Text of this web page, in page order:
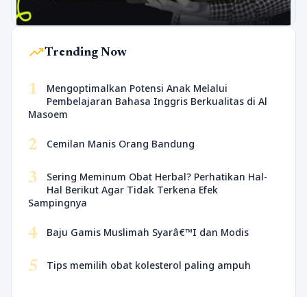
trending_upTrending Now
1
Mengoptimalkan Potensi Anak Melalui
Pembelajaran Bahasa Inggris Berkualitas di Al
Masoem
2 Cemilan Manis Orang Bandung
3
Sering Meminum Obat Herbal? Perhatikan Hal-
Hal Berikut Agar Tidak Terkena Efek
Sampingnya
4 Baju Gamis Muslimah Syarâ€™I dan Modis
5 Tips memilih obat kolesterol paling ampuh